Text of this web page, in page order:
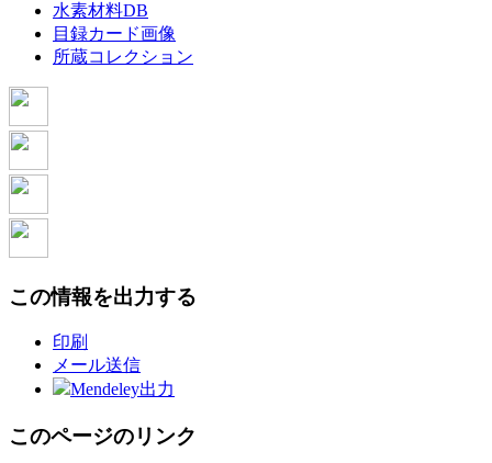
水素材料DB
目録カード画像
所蔵コレクション
この情報を出力する
印刷
メール送信
Mendeley出力
このページのリンク